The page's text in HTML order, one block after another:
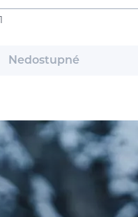
Nedostupné